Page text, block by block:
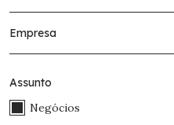
Assunto
Negócios